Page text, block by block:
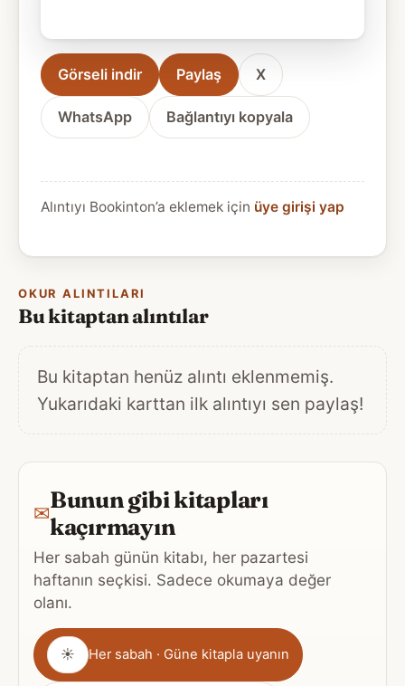
Görseli indir Paylaş X
WhatsApp Bağlantıyı kopyala
Alıntıyı Bookinton’a eklemek için üye girişi yap
OKUR ALINTILARI
Bu kitaptan alıntılar
Bu kitaptan henüz alıntı eklenmemiş.
Yukarıdaki karttan ilk alıntıyı sen paylaş!
✉Bunun gibi kitapları
kaçırmayın
Her sabah günün kitabı, her pazartesi
haftanın seçkisi. Sadece okumaya değer
olanı.
Gönderim
sıklığı
☀ Her sabah · Güne kitapla uyanın